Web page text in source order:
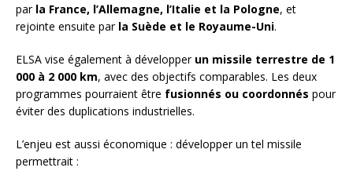
par la France, l’Allemagne, l’Italie et la Pologne, et
rejointe ensuite par la Suède et le Royaume-Uni.
ELSA vise également à développer un missile terrestre de 1
000 à 2 000 km, avec des objectifs comparables. Les deux
programmes pourraient être fusionnés ou coordonnés pour
éviter des duplications industrielles.
L’enjeu est aussi économique : développer un tel missile
permettrait :